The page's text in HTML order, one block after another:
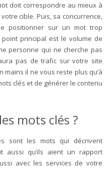
doit correspondre au mieux à
cible. Puis, sa concurrence,
positionner sur un mot trop
principal est le volume de
personne qui ne cherche pas
pas de trafic sur votre site
mains il ne vous reste plus qu’à
clés et de générer le contenu
mots clés ?
sont les mots qui décrivent
aussi qu’ils aient un rapport
avec les services de votre